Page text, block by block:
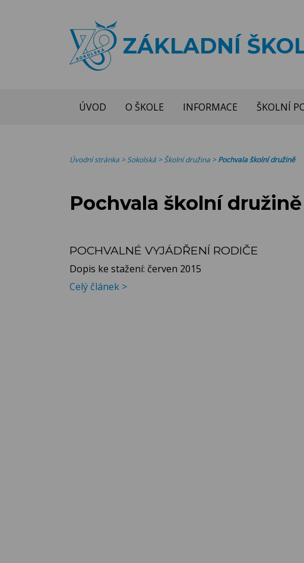
ZÁKLADNÍ
ÚVOD O ŠKOLE INFORMACE ŠKOLNÍ
Úvodní stránka >Sokolská >Školní družina >Pochvala školní družině
Pochvala školní družině
POCHVALNÉ VYJÁDŘENÍ RODIČE
Dopis ke stažení: červen 2015
Celý článek >